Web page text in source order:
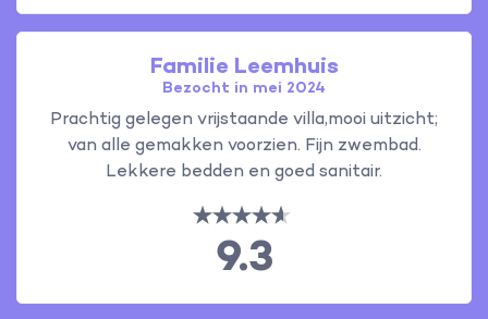
Familie Leemhuis
Bezocht in mei 2024
Prachtig gelegen vrijstaande villa,mooi uitzicht;
van alle gemakken voorzien. Fijn zwembad.
Lekkere bedden en goed sanitair.
9.3